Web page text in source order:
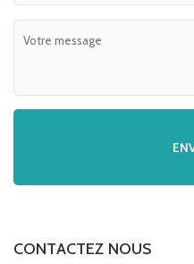
CONTACTEZ NOUS